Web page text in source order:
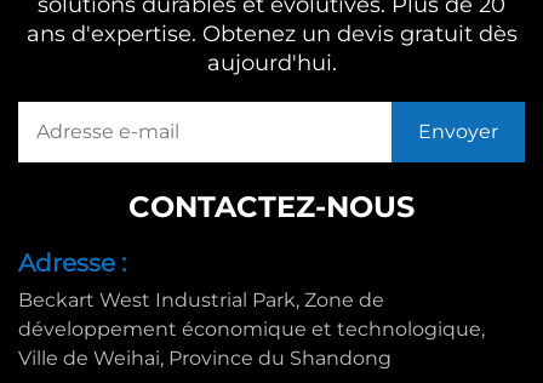
ans d'expertise. Obtenez un devis gratuit dès
aujourd'hui.
CONTACTEZ-NOUS
Adresse :
Beckart West Industrial Park, Zone de
développement économique et technologique,
Ville de Weihai, Province du Shandong